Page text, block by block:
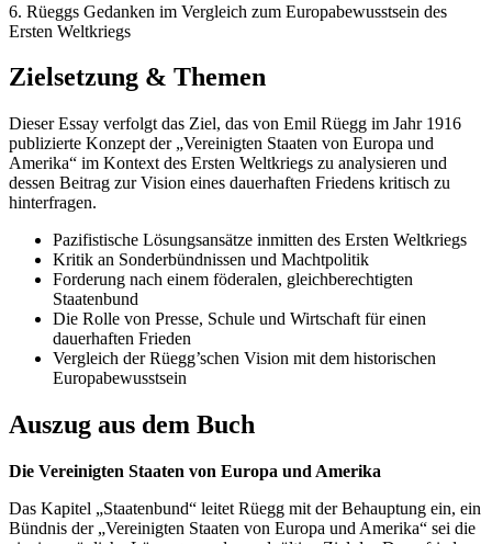
6. Rüeggs Gedanken im Vergleich zum Europabewusstsein des
Ersten Weltkriegs
Zielsetzung & Themen
Dieser Essay verfolgt das Ziel, das von Emil Rüegg im Jahr 1916
publizierte Konzept der „Vereinigten Staaten von Europa und
Amerika“ im Kontext des Ersten Weltkriegs zu analysieren und
dessen Beitrag zur Vision eines dauerhaften Friedens kritisch zu
hinterfragen.
Pazifistische Lösungsansätze inmitten des Ersten Weltkriegs
Kritik an Sonderbündnissen und Machtpolitik
Forderung nach einem föderalen, gleichberechtigten
Staatenbund
Die Rolle von Presse, Schule und Wirtschaft für einen
dauerhaften Frieden
Vergleich der Rüegg’schen Vision mit dem historischen
Europabewusstsein
Auszug aus dem Buch
Die Vereinigten Staaten von Europa und Amerika
Das Kapitel „Staatenbund“ leitet Rüegg mit der Behauptung ein, ein
Bündnis der „Vereinigten Staaten von Europa und Amerika“ sei die